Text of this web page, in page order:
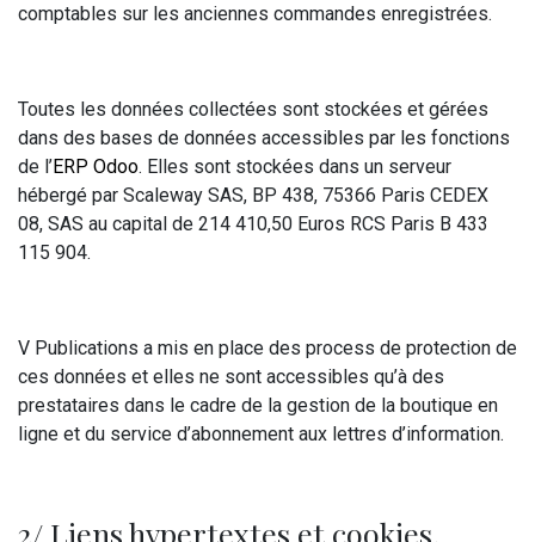
comptables sur les anciennes commandes enregistrées.
Toutes les données collectées sont stockées et gérées
dans des bases de données accessibles par les fonctions
de l’ERP Odoo. Elles sont stockées dans un serveur
hébergé par Scaleway SAS, BP 438, 75366 Paris CEDEX
08, SAS au capital de 214 410,50 Euros RCS Paris B 433
115 904.
V Publications a mis en place des process de protection de
ces données et elles ne sont accessibles qu’à des
prestataires dans le cadre de la gestion de la boutique en
ligne et du service d’abonnement aux lettres d’information.
2/ Liens hypertextes et cookies.